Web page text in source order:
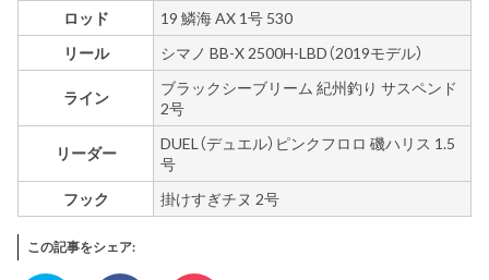
ロッド
19 鱗海 AX 1号 530
リール
シマノ BB-X 2500H-LBD（2019モデル）
ライン
ブラックシーブリーム 紀州釣り サスペンド
2号
リーダー
DUEL（デュエル）ピンクフロロ 磯ハリス 1.5
号
フック
掛けすぎチヌ 2号
この記事をシェア: